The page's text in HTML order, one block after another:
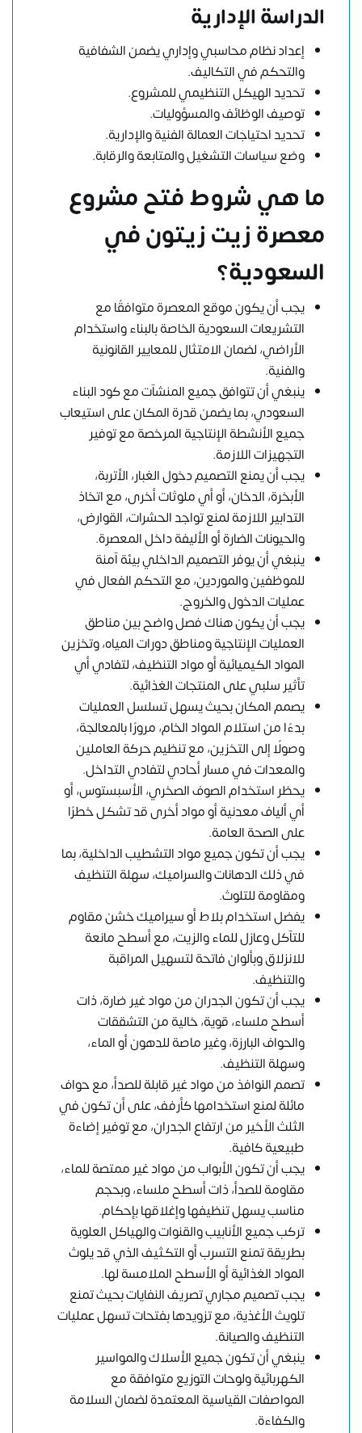
الدراسة الإدارية
إعداد نظام محاسبي وإداري يضمن الشفافية
والتحكم في التكاليف.
تحديد الهيكل التنظيمي للمشروع.
توصيف الوظائف والمسؤوليات.
تحديد احتياجات العمالة الفنية والإدارية.
وضع سياسات التشغيل والمتابعة والرقابة.
ما هي شروط فتح مشروع
معصرة زيت زيتون في
السعودية؟
يجب أن يكون موقع المعصرة متوافقًا مع
التشريعات السعودية الخاصة بالبناء واستخدام
الأراضي، لضمان الامتثال للمعايير القانونية
والفنية.
ينبغي أن تتوافق جميع المنشآت مع كود البناء
السعودي، بما يضمن قدرة المكان على استيعاب
جميع الأنشطة الإنتاجية المرخصة مع توفير
التجهيزات اللازمة.
يجب أن يمنع التصميم دخول الغبار، الأتربة،
الأبخرة، الدخان، أو أي ملوثات أخرى، مع اتخاذ
التدابير اللازمة لمنع تواجد الحشرات، القوارض،
والحيونات الضارة أو الأليفة داخل المعصرة.
ينبغي أن يوفر التصميم الداخلي بيئة آمنة
للموظفين والموردين، مع التحكم الفعال في
عمليات الدخول والخروج.
يجب أن يكون هناك فصل واضح بين مناطق
العمليات الإنتاجية ومناطق دورات المياه، وتخزين
المواد الكيميائية أو مواد التنظيف، لتفادي أي
تأثير سلبي على المنتجات الغذائية.
يصمم المكان بحيث يسهل تسلسل العمليات
بدءًا من استلام المواد الخام، مرورًا بالمعالجة،
وصولًا إلى التخزين، مع تنظيم حركة العاملين
والمعدات في مسار أحادي لتفادي التداخل.
يحظر استخدام الصوف الصخري، الأسبستوس، أو
أي ألياف معدنية أو مواد أخرى قد تشكل خطرًا
على الصحة العامة.
يجب أن تكون جميع مواد التشطيب الداخلية، بما
في ذلك الدهانات والسراميك، سهلة التنظيف
ومقاومة للتلوث.
يفضل استخدام بلاط أو سيراميك خشن مقاوم
للتآكل وعازل للماء والزيت، مع أسطح مانعة
للانزلاق وبألوان فاتحة لتسهيل المراقبة
والتنظيف.
يجب أن تكون الجدران من مواد غير ضارة، ذات
أسطح ملساء، قوية، خالية من التشققات
والحواف البارزة، وغير ماصة للدهون أو الماء،
وسهلة التنظيف.
تصمم النوافذ من مواد غير قابلة للصدأ، مع حواف
مائلة لمنع استخدامها كأرفف، على أن تكون في
الثلث الأخير من ارتفاع الجدران، مع توفير إضاءة
طبيعية كافية.
يجب أن تكون الأبواب من مواد غير ممتصة للماء،
مقاومة للصدأ، ذات أسطح ملساء، وبحجم
مناسب يسهل تنظيفها وإغلاقها بإحكام.
تركب جميع الأنابيب والقنوات والهياكل العلوية
بطريقة تمنع التسرب أو التكثيف الذي قد يلوث
المواد الغذائية أو الأسطح الملامسة لها.
يجب تصميم مجاري تصريف النفايات بحيث تمنع
تلويث الأغذية، مع تزويدها بفتحات تسهل عمليات
التنظيف والصيانة.
ينبغي أن تكون جميع الأسلاك والمواسير
الكهربائية ولوحات التوزيع متوافقة مع
المواصفات القياسية المعتمدة لضمان السلامة
والكفاءة.